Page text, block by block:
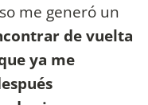
me generó un
de vuelta
ya me